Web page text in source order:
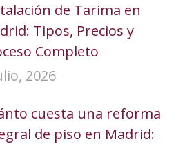
de Tarima en
Tipos, Precios y
Completo
2026
cuesta una reforma
de piso en Madrid: